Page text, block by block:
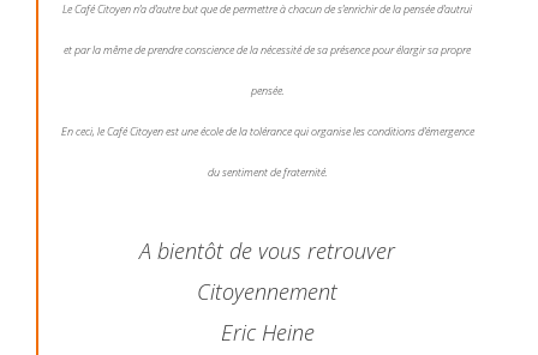
Le Café Citoyen n’a d’autre but que de permettre à chacun de s’enrichir de la pensée d’autrui
et par la même de prendre conscience de la nécessité de sa présence pour élargir sa propre
pensée.
En ceci, le Café Citoyen est une école de la tolérance qui organise les conditions d’émergence
du sentiment de fraternité.
A bientôt de vous retrouver
Citoyennement
Eric Heine